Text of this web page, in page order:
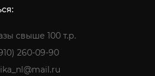
свыше 100 т.р.
260-09-90